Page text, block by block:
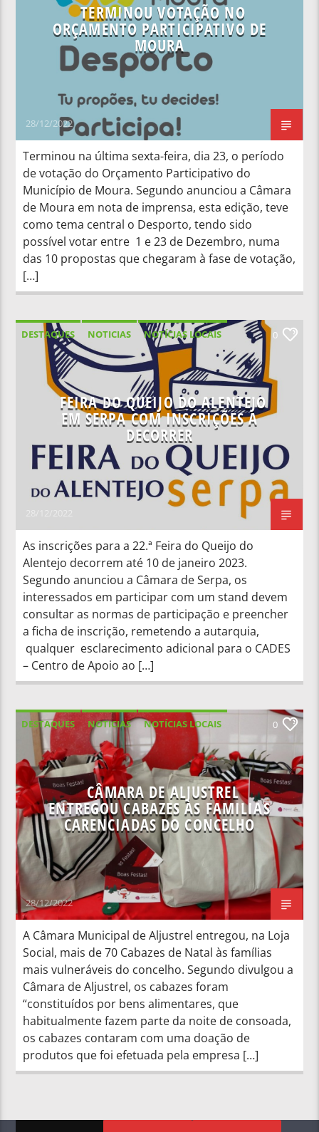
TERMINOU VOTAÇÃO NO
ORÇAMENTO PARTICIPATIVO DE
MOURA
28/12/2022
Terminou na última sexta-feira, dia 23, o período
de votação do Orçamento Participativo do
Município de Moura. Segundo anunciou a Câmara
de Moura em nota de imprensa, esta edição, teve
como tema central o Desporto, tendo sido
possível votar entre 1 e 23 de Dezembro, numa
das 10 propostas que chegaram à fase de votação,
[…]
DESTAQUES NOTICIAS
NOTÍCIAS LOCAIS
NOTÍCIAS NACIONAIS
0
FEIRA DO QUEIJO DO ALENTEJO
EM SERPA COM INSCRIÇÕES A
DECORRER
As inscrições para a 22.ª Feira do Queijo do
Alentejo decorrem até 10 de janeiro 2023.
Segundo anunciou a Câmara de Serpa, os
interessados em participar com um stand devem
consultar as normas de participação e preencher
a ficha de inscrição, remetendo a autarquia,
qualquer esclarecimento adicional para o CADES
– Centro de Apoio ao […]
DESTAQUES NOTICIAS
NOTÍCIAS LOCAIS
NOTÍCIAS NACIONAIS
0
CÂMARA DE ALJUSTREL
ENTREGOU CABAZES ÀS FAMILIAS
CARENCIADAS DO CONCELHO
28/12/2022
A Câmara Municipal de Aljustrel entregou, na Loja
Social, mais de 70 Cabazes de Natal às famílias
mais vulneráveis do concelho. Segundo divulgou a
Câmara de Aljustrel, os cabazes foram
“constituídos por bens alimentares, que
habitualmente fazem parte da noite de consoada,
os cabazes contaram com uma doação de
produtos que foi efetuada pela empresa […]